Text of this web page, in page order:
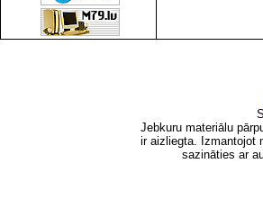
Jebkuru materiālu
ir aizliegta. Izmantojot
sazināties ar